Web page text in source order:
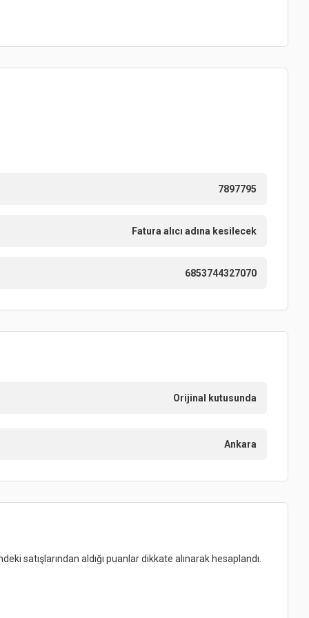
7897795
Fatura alıcı adına kesilecek
6853744327070
Orijinal kutusunda
Ankara
satışlarından aldığı puanlar dikkate alınarak hesaplandı.